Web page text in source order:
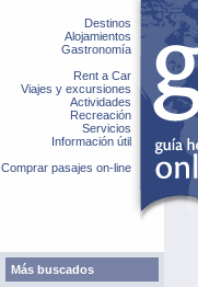
Destinos
Alojamientos
Gastronomía
Rent a Car
Viajes y excursiones
Actividades
Recreación
Servicios
Información útil
Comprar pasajes on-line
Más buscados